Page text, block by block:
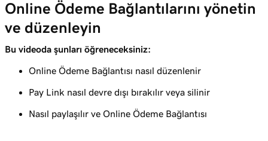
Ders 7 (/20)
GoDaddy Ödeme Merkezini keşfedin
Ders 8 (/20)
GoDaddy Payments’ta ödemeleri yönetin
Ders 9 (/20)
Gün Kapanış saatimi anlama
Online Ödeme Bağlantılarını yönetin
ve düzenleyin
Bu videoda şunları öğreneceksiniz:
Online Ödeme Bağlantısı nasıl düzenlenir
Pay Link nasıl devre dışı bırakılır veya silinir
Nasıl paylaşılır ve Online Ödeme Bağlantısı